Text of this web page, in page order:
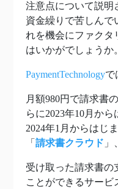
注意点について説明
資金繰りで苦しんで
れを機会にファクタ
はいかがでしょうか。
PaymentTechnologyで
月額980円で請求書
らに2023年10月か
2024年1月からはじ
「 請求書クラウド 」、
受け取った請求書の
ことができるサービ